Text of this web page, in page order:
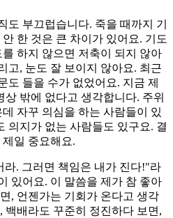
도 부끄럽습니다. 죽을 때까지 기
한 것은 큰 차이가 있어요. 기도
하지 않으면 저축이 되지 않아
고, 눈도 잘 보이지 않아요. 최근
도 들을 수가 없었어요. 지금 제
밖에 없다고 생각합니다. 주위
자꾸 의심을 하는 사람들이 있
의지가 없는 사람들도 있구요. 결
일 중요해요.
라. 그러면 책임은 내가 진다!"라
있어요. 이 말씀을 제가 참 좋아
, 언젠가는 기회가 온다고 생각
백배라도 꾸준히 정진하다 보면,